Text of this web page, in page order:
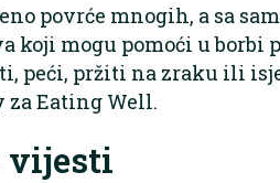
povrće mnogih, a sa
koji mogu pomoći u
peći, pržiti na zraku ili
za Eating Well.
vijesti